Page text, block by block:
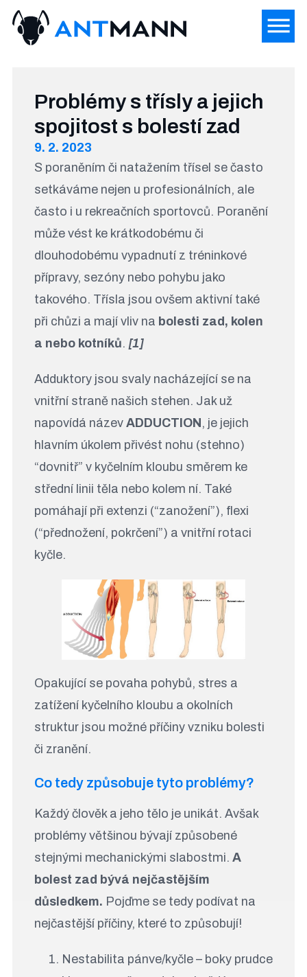
Problémy s třísly a jejich
spojitost s bolestí zad
9. 2. 2023
S poraněním či natažením třísel se často
setkáváme nejen u profesionálních, ale
často i u rekreačních sportovců. Poranění
může vést ke krátkodobému či
dlouhodobému vypadnutí z tréninkové
přípravy, sezóny nebo pohybu jako
takového. Třísla jsou ovšem aktivní také
při chůzi a mají vliv na bolesti zad, kolen
a nebo kotníků. [1]
Adduktory jsou svaly nacházející se na
vnitřní straně našich stehen. Jak už
napovídá název ADDUCTION, je jejich
hlavním úkolem přivést nohu (stehno)
“dovnitř” v kyčelním kloubu směrem ke
střední linii těla nebo kolem ní. Také
pomáhají při extenzi (“zanožení”), flexi
(“přednožení, pokrčení”) a vnitřní rotaci
kyčle.
Opakující se povaha pohybů, stres a
zatížení kyčelního kloubu a okolních
struktur jsou možné příčiny vzniku bolesti
či zranění.
Co tedy způsobuje tyto problémy?
Každý člověk a jeho tělo je unikát. Avšak
problémy většinou bývají způsobené
stejnými mechanickými slabostmi. A
bolest zad bývá nejčastějším
důsledkem. Pojďme se tedy podívat na
nejčastější příčiny, které to způsobují!
Nestabilita pánve/kyčle – boky prudce